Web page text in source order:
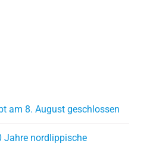
am 8. August geschlossen
Jahre nordlippische